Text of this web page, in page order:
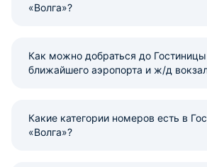
«Волга»?
Как можно добраться до Гостиницы
ближайшего аэропорта и ж/д
Какие категории номеров есть в
«Волга»?